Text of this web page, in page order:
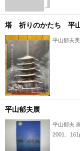
塔 祈りのかたち 平
平山郁夫
平山郁夫展
平山郁夫
2001、